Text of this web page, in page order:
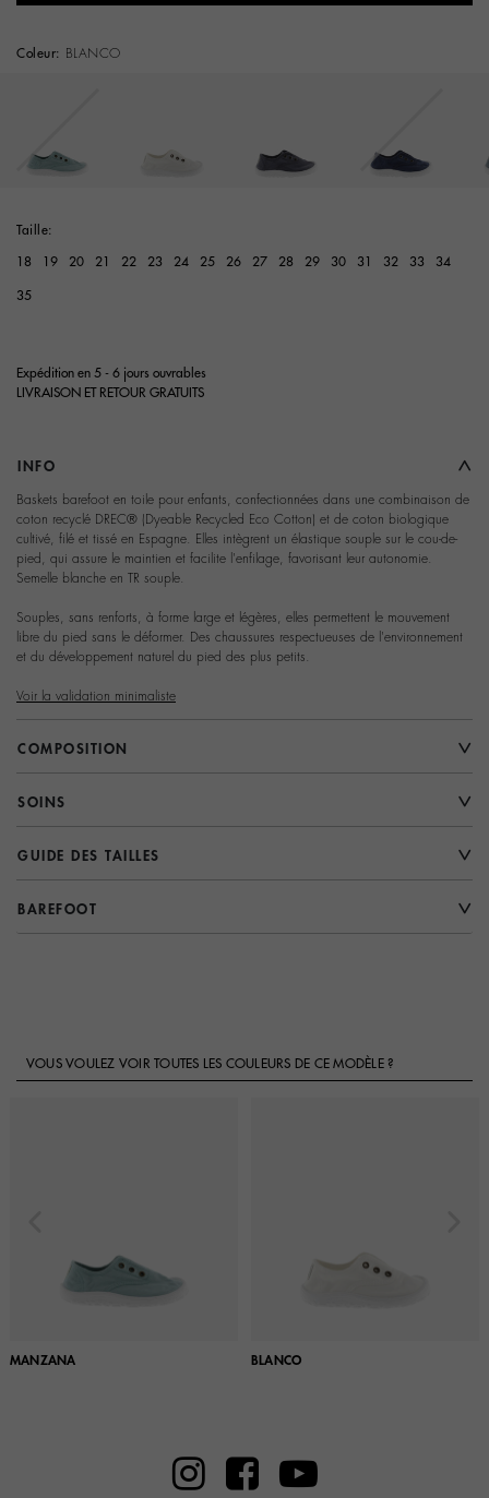
Coleur: BLANCO
Taille:
18 19 20 21 22 23 24 25 26 27 28 29 30 31 32 33 34
35
Expédition en 5 - 6 jours ouvrables
LIVRAISON ET RETOUR GRATUITS
INFO
Baskets barefoot en toile pour enfants, confectionnées dans une combinaison de
coton recyclé DREC® (Dyeable Recycled Eco Cotton) et de coton biologique
cultivé, filé et tissé en Espagne. Elles intègrent un élastique souple sur le cou-de-
pied, qui assure le maintien et facilite l'enfilage, favorisant leur autonomie.
Semelle blanche en TR souple.
Souples, sans renforts, à forme large et légères, elles permettent le mouvement
libre du pied sans le déformer. Des chaussures respectueuses de l'environnement
et du développement naturel du pied des plus petits.
Voir la validation minimaliste
COMPOSITION
SOINS
GUIDE DES TAILLES
BAREFOOT
VOUS VOULEZ VOIR TOUTES LES COULEURS DE CE MODÈLE ?
MANZANA BLANCO